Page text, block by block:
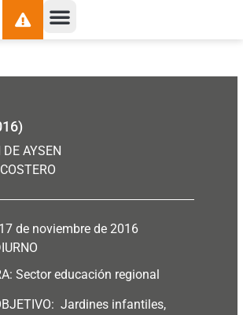
DE AYSEN
de noviembre de 2016
Sector educación regional
Jardines infantiles,